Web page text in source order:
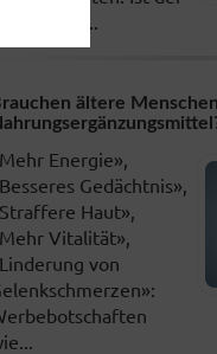
ältere
Energie»,
Gedächtnis»,
Haut»,
Vitalität»,
von